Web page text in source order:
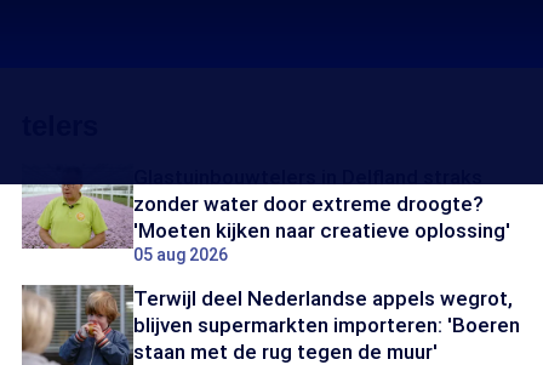
zonder water door extreme droogte?
'Moeten kijken naar creatieve oplossing'
05 aug 2026
Terwijl deel Nederlandse appels wegrot,
blijven supermarkten importeren: 'Boeren
staan met de rug tegen de muur'